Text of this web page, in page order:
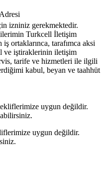
izniniz gerekmektedir.
Turkcell İletişim
ortaklarınca, tarafımca aksi
ve iştiraklerinin iletişim
tarife ve hizmetleri ile ilgili
kabul, beyan ve taahhüt
uygun değildir.
uygun değildir.